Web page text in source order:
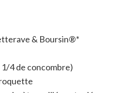
& Boursin®*
4 de concombre)